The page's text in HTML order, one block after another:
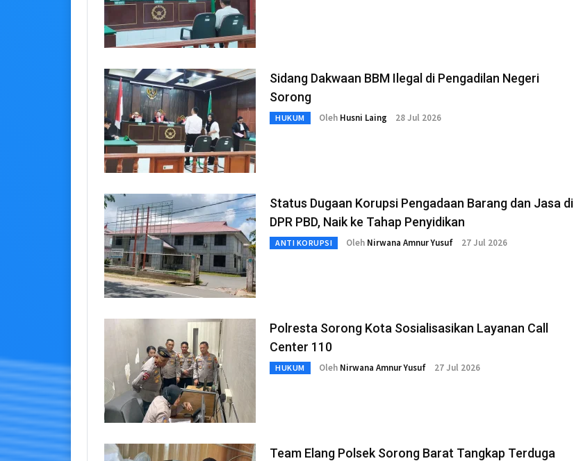
Sidang Dakwaan BBM Ilegal di Pengadilan Negeri
Sorong
HUKUM Oleh Husni Laing 28 Jul 2026
Status Dugaan Korupsi Pengadaan Barang dan Jasa di
DPR PBD, Naik ke Tahap Penyidikan
ANTI KORUPSI Oleh Nirwana Amnur Yusuf 27 Jul 2026
Polresta Sorong Kota Sosialisasikan Layanan Call
Center 110
HUKUM Oleh Nirwana Amnur Yusuf 27 Jul 2026
Team Elang Polsek Sorong Barat Tangkap Terduga